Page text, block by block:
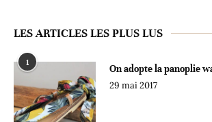
LES ARTICLES LES PLUS LUS
1
On adopte la panoplie
29 mai 2017